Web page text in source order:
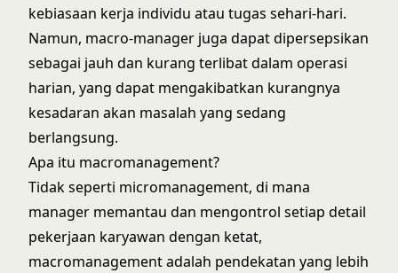
kebiasaan kerja individu atau tugas sehari-hari.
Namun, macro-manager juga dapat dipersepsikan
sebagai jauh dan kurang terlibat dalam operasi
harian, yang dapat mengakibatkan kurangnya
kesadaran akan masalah yang sedang
berlangsung.
Apa itu macromanagement?
Tidak seperti micromanagement, di mana
manager memantau dan mengontrol setiap detail
pekerjaan karyawan dengan ketat,
macromanagement adalah pendekatan yang lebih